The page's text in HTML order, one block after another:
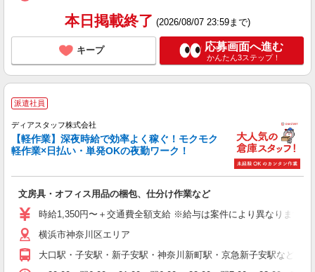
本日掲載終了 (2026/08/07 23:59まで)
キープ 応募画面へ進む
かんたん3ステップ！
派遣社員
ディアスタッフ株式会社
【軽作業】深夜時給で効率よく稼ぐ！モクモク
軽作業×日払い・単発OKの夜勤ワーク！
文房具・オフィス用品の梱包、仕分け作業など
時給1,350円〜＋交通費全額支給 ※給与は案件により異なります(
横浜市神奈川区エリア
大口駅・子安駅・新子安駅・神奈川新町駅・京急新子安駅など ※